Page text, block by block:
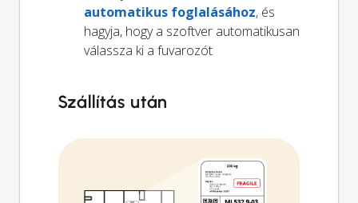
automatikus foglalásához, és
hagyja, hogy a szoftver automatikusan
válassza ki a fuvarozót
Szállítás után